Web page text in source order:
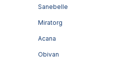
Sanebelle
Miratorg
Acana
Obivan